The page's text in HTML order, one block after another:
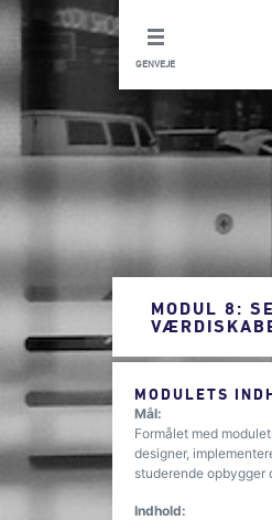
GENVEJE
MODUL 8:
MODULETS
Mål:
Formålet med
designer,
studerende opbygger
Indhold: